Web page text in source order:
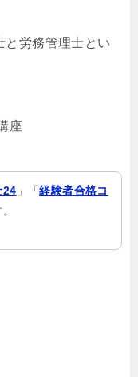
と労務管理士とい
座
24 」「経験者合格コ